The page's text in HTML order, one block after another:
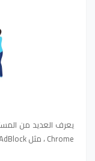
Chrome ، مثل AdBlock.